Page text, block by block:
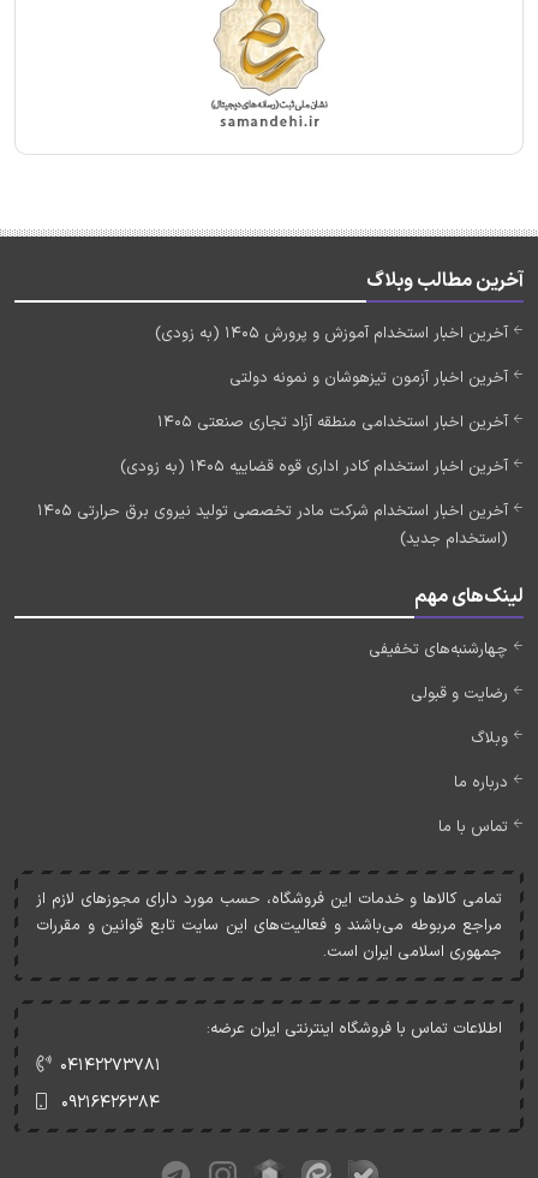
آخرین مطالب وبلاگ
آخرین اخبار استخدام آموزش و پرورش 1405 (به زودی)
آخرین اخبار آزمون تیزهوشان و نمونه دولتی
آخرین اخبار استخدامی منطقه آزاد تجاری صنعتی 1405
آخرین اخبار استخدام کادر اداری قوه قضاییه 1405 (به زودی)
آخرین اخبار استخدام شرکت مادر تخصصی تولید نیروی برق حرارتی 1405
(استخدام جدید)
لینک‌های مهم
چهارشنبه‌های تخفیفی
رضایت و قبولی
وبلاگ
درباره ما
تماس با ما
تمامی کالاها و خدمات اين فروشگاه، حسب مورد دارای مجوزهای لازم از
مراجع مربوطه می‌باشند و فعاليت‌های اين سايت تابع قوانين و مقررات
جمهوری اسلامی ايران است.
اطلاعات تماس با فروشگاه اینترنتی ایران عرضه:
۰۴۱۴۲۲۷۳۷۸۱
۰۹۲۱۶۴۲۶۳۸۴